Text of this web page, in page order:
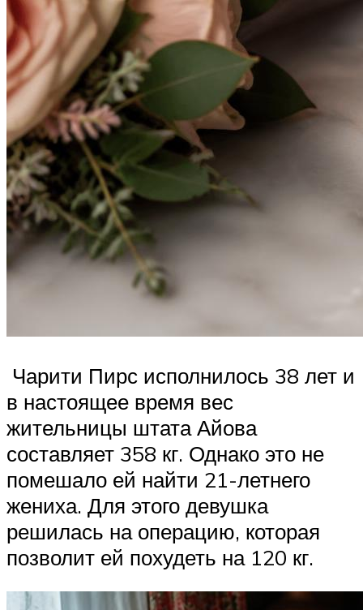
Чарити Пирс исполнилось 38 лет и
в настоящее время вес
жительницы штата Айова
составляет 358 кг. Однако это не
помешало ей найти 21-летнего
жениха. Для этого девушка
решилась на операцию, которая
позволит ей похудеть на 120 кг.